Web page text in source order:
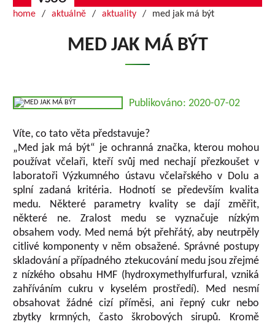
home aktuálně aktuality med jak má být
MED JAK MÁ BÝT
Publikováno: 2020-07-02
Víte, co tato věta představuje?
„Med jak má být“ je ochranná značka, kterou mohou
používat včelaři, kteří svůj med nechají přezkoušet v
laboratoři Výzkumného ústavu včelařského v Dolu a
splní zadaná kritéria. Hodnotí se především kvalita
medu. Některé parametry kvality se dají změřit,
některé ne. Zralost medu se vyznačuje nízkým
obsahem vody. Med nemá být přehřátý, aby neutrpěly
citlivé komponenty v něm obsažené. Správné postupy
skladování a případného ztekucování medu jsou zřejmé
z nízkého obsahu HMF (hydroxymethylfurfural, vzniká
zahříváním cukru v kyselém prostředí). Med nesmí
obsahovat žádné cizí příměsi, ani řepný cukr nebo
zbytky krmných, často škrobových sirupů. Kromě